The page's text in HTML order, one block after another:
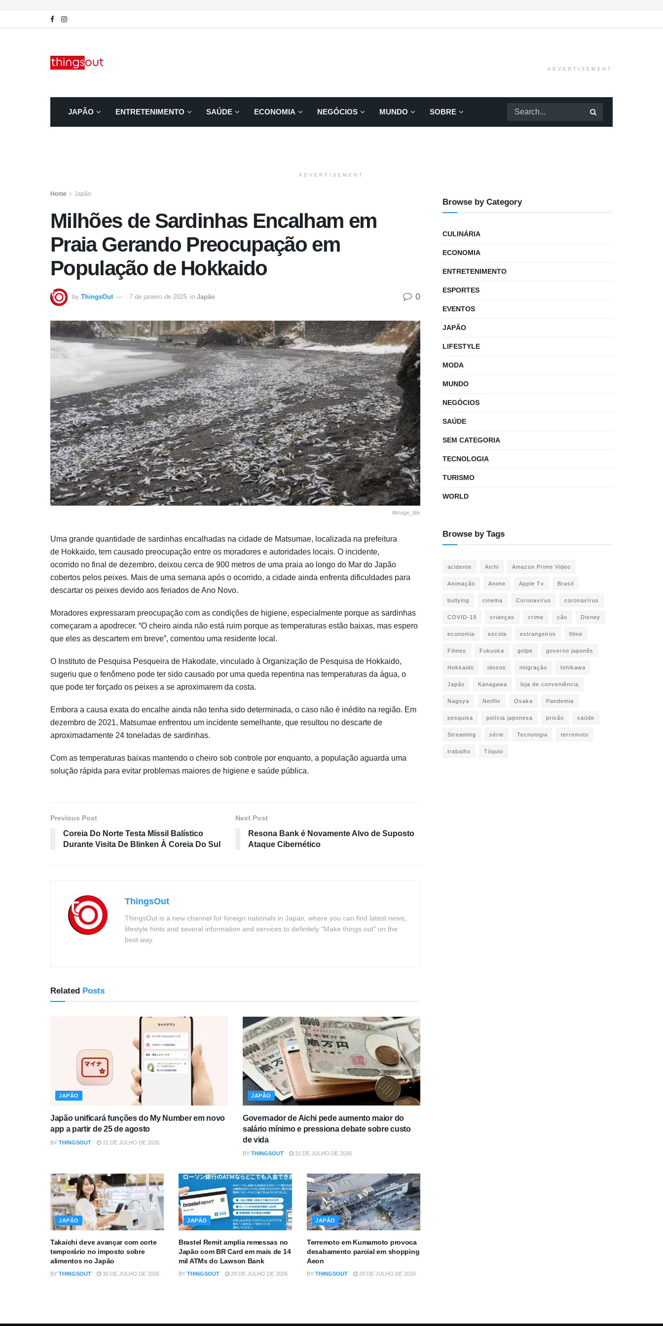
ADVERTISEMENT
JAPÃO ENTRETENIMENTO SAÚDE ECONOMIA NEGÓCIOS MUNDO SOBRE
ADVERTISEMENT
Home Japão
Milhões de Sardinhas Encalham em
Praia Gerando Preocupação em
População de Hokkaido
by ThingsOut 7 de janeiro de 2025 in Japão 0
#image_title
Uma grande quantidade de sardinhas encalhadas na cidade de Matsumae, localizada na prefeitura
de Hokkaido, tem causado preocupação entre os moradores e autoridades locais. O incidente,
ocorrido no final de dezembro, deixou cerca de 900 metros de uma praia ao longo do Mar do Japão
cobertos pelos peixes. Mais de uma semana após o ocorrido, a cidade ainda enfrenta dificuldades para
descartar os peixes devido aos feriados de Ano Novo.
Moradores expressaram preocupação com as condições de higiene, especialmente porque as sardinhas
começaram a apodrecer. “O cheiro ainda não está ruim porque as temperaturas estão baixas, mas espero
que eles as descartem em breve”, comentou uma residente local.
O Instituto de Pesquisa Pesqueira de Hakodate, vinculado à Organização de Pesquisa de Hokkaido,
sugeriu que o fenômeno pode ter sido causado por uma queda repentina nas temperaturas da água, o
que pode ter forçado os peixes a se aproximarem da costa.
Embora a causa exata do encalhe ainda não tenha sido determinada, o caso não é inédito na região. Em
dezembro de 2021, Matsumae enfrentou um incidente semelhante, que resultou no descarte de
aproximadamente 24 toneladas de sardinhas.
Com as temperaturas baixas mantendo o cheiro sob controle por enquanto, a população aguarda uma
solução rápida para evitar problemas maiores de higiene e saúde pública.
Previous Post
Coreia Do Norte Testa Míssil Balístico
Durante Visita De Blinken À Coreia Do Sul
Next Post
Resona Bank é Novamente Alvo de Suposto
Ataque Cibernético
ThingsOut
ThingsOut is a new channel for foreign nationals in Japan, where you can find latest news,
lifestyle hints and several information and services to definitely "Make things out" on the
best way.
Related Posts
JAPÃO
Japão unificará funções do My Number em novo
app a partir de 25 de agosto
BY THINGSOUT 31 DE JULHO DE 2026
JAPÃO
Governador de Aichi pede aumento maior do
salário mínimo e pressiona debate sobre custo
de vida
BY THINGSOUT 31 DE JULHO DE 2026
JAPÃO
Takaichi deve avançar com corte
temporário no imposto sobre
alimentos no Japão
BY THINGSOUT 30 DE JULHO DE 2026
JAPÃO
Brastel Remit amplia remessas no
Japão com BR Card em mais de 14
mil ATMs do Lawson Bank
BY THINGSOUT 29 DE JULHO DE 2026
JAPÃO
Terremoto em Kumamoto provoca
desabamento parcial em shopping
Aeon
BY THINGSOUT 29 DE JULHO DE 2026
Browse by Category
CULINÁRIA
ECONOMIA
ENTRETENIMENTO
ESPORTES
EVENTOS
JAPÃO
LIFESTYLE
MODA
MUNDO
NEGÓCIOS
SAÚDE
SEM CATEGORIA
TECNOLOGIA
TURISMO
WORLD
Browse by Tags
acidente Aichi Amazon Prime Video
Animação Anime Apple Tv Brasil
bullying cinema Coronavirus coronavírus
COVID-19 crianças crime cão Disney
economia escola estrangeiros filme
Filmes Fukuoka golpe governo japonês
Hokkaido idosos imigração Ishikawa
Japão Kanagawa loja de conveniência
Nagoya Netflix Osaka Pandemia
pesquisa polícia japonesa prisão saúde
Streaming série Tecnologia terremoto
trabalho Tóquio